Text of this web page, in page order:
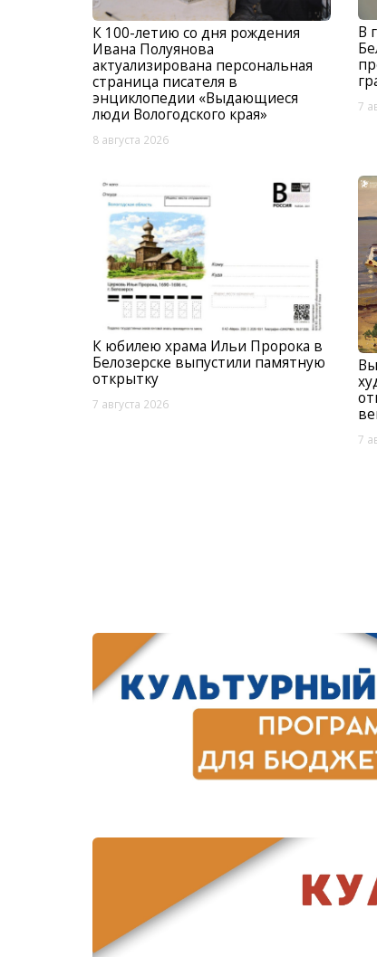
К 100-летию со дня рождения
Ивана Полуянова
актуализирована персональная
страница писателя в
энциклопедии «Выдающиеся
люди Вологодского края»
8 августа 2026
В
7
К юбилею храма Ильи Пророка в
Белозерске выпустили памятную
открытку
7 августа 2026
7